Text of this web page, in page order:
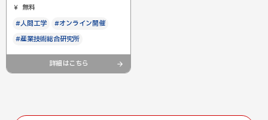
無料
#人間工学
#オンライン開催
#産業技術総合研究所
詳細はこちら